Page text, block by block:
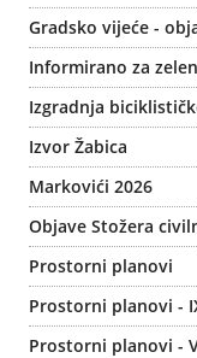
Gradsko vijeće -
Informirano za
Izgradnja
Izvor Žabica
Markovići 2026
Objave Stožera
Prostorni planovi
Prostorni planovi -
Prostorni planovi -